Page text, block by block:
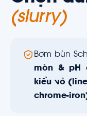
(slurry)
Bơm bùn
mòn & pH
kiểu vỏ
chrome-